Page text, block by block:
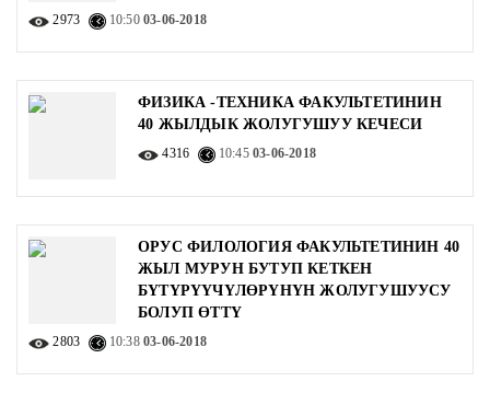
2973 10:5003-06-2018
ФИЗИКА -ТЕХНИКА ФАКУЛЬТЕТИНИН
40 ЖЫЛДЫК ЖОЛУГУШУУ КЕЧЕСИ
4316 10:4503-06-2018
ОРУС ФИЛОЛОГИЯ ФАКУЛЬТЕТИНИН 40
ЖЫЛ МУРУН БУТУП КЕТКЕН
БҮТҮРҮҮЧҮЛӨРҮНҮН ЖОЛУГУШУУСУ
БОЛУП ӨТТҮ
2803 10:3803-06-2018